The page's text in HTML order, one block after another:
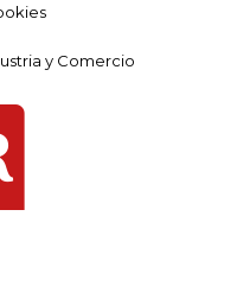
y Comercio